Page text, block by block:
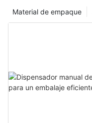
Material de empaque